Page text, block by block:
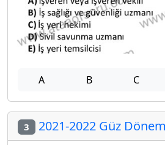
A B C
3 2021-2022 Güz